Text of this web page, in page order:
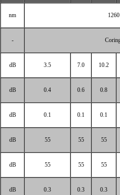
nm
-
dB 3.5 7.0 10.2
dB 0.4 0.6 0.8
dB 0.1 0.1 0.1
dB 55 55 55
dB 55 55 55
dB 0.3 0.3 0.3